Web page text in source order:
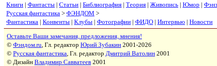
Книги | Фантасты | Статьи | Библиография | Теория | Живопись | Юмор |
Русская фантастика > ФЭНДОМ >
Фантастика | Конвенты | Клубы | Фотографии | ФИДО | Интервью | Новости
Оставьте Ваши замечания, предложения, мнения!
© Фэндом.ru, Гл. редактор Юрий Зубакин 2001-2026
© Русская фантастика, Гл. редактор Дмитрий Ватолин 2001
© Дизайн Владимир Савватеев 2001